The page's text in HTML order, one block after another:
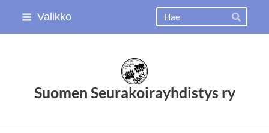
Siirry
Valikko
Hae
Suomen Seurakoirayhdistys ry